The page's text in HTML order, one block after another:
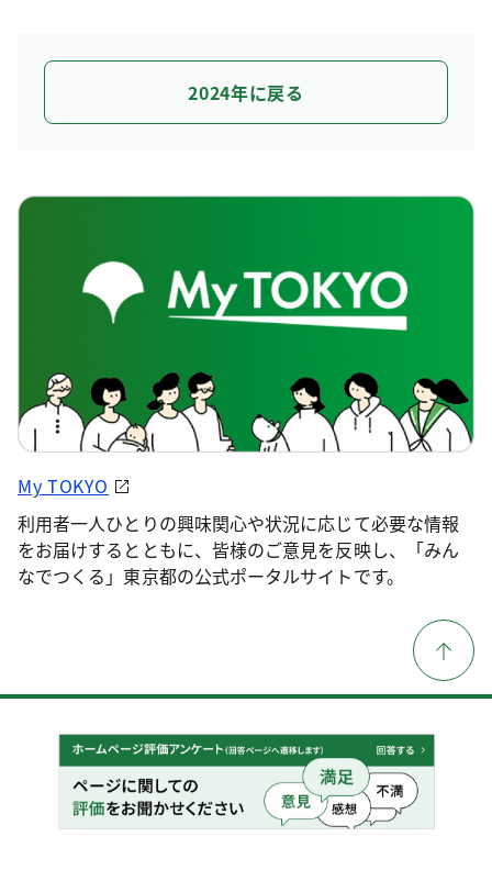
2024年に戻る
My TOKYO
利用者一人ひとりの興味関心や状況に応じて必要な情報
をお届けするとともに、皆様のご意見を反映し、「みん
なでつくる」東京都の公式ポータルサイトです。